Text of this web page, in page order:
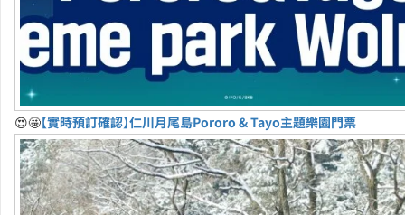
😍🤩【實時預訂確認】仁川月尾島Pororo & Tayo主題樂園門票